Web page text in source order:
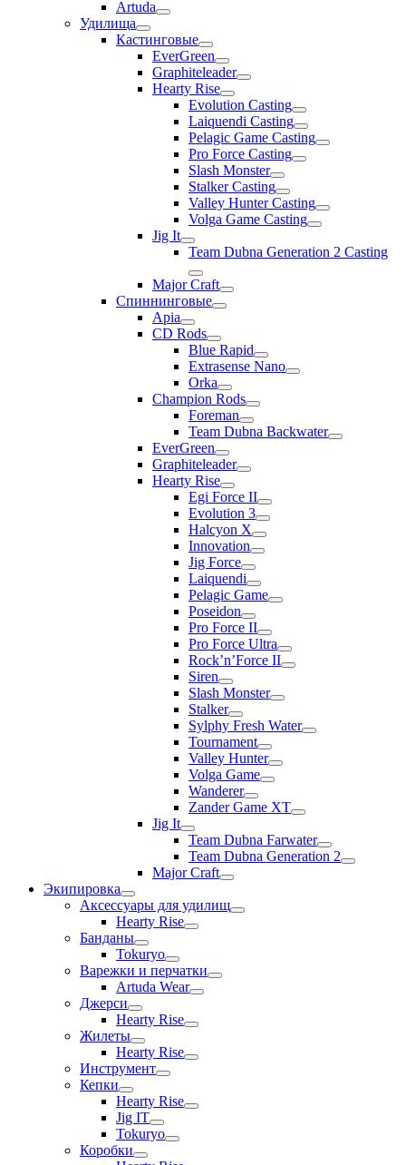
Artuda
Удилища
Кастинговые
EverGreen
Graphiteleader
Hearty Rise
Evolution Casting
Laiquendi Casting
Pelagic Game Casting
Pro Force Casting
Slash Monster
Stalker Casting
Valley Hunter Casting
Volga Game Casting
Jig It
Team Dubna Generation 2 Casting
Major Craft
Спиннинговые
Apia
CD Rods
Blue Rapid
Extrasense Nano
Orka
Champion Rods
Foreman
Team Dubna Backwater
EverGreen
Graphiteleader
Hearty Rise
Egi Force II
Evolution 3
Halcyon X
Innovation
Jig Force
Laiquendi
Pelagic Game
Poseidon
Pro Force II
Pro Force Ultra
Rock’n’Force II
Siren
Slash Monster
Stalker
Sylphy Fresh Water
Tournament
Valley Hunter
Volga Game
Wanderer
Zander Game XT
Jig It
Team Dubna Farwater
Team Dubna Generation 2
Major Craft
Экипировка
Аксессуары для удилищ
Hearty Rise
Банданы
Tokuryo
Варежки и перчатки
Artuda Wear
Джерси
Hearty Rise
Жилеты
Hearty Rise
Инструмент
Кепки
Hearty Rise
Jig IT
Tokuryo
Коробки